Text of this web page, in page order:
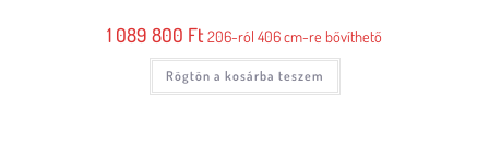
1 089 800 Ft 206-ról 406 cm-re bővíthető
Rögtön a kosárba teszem